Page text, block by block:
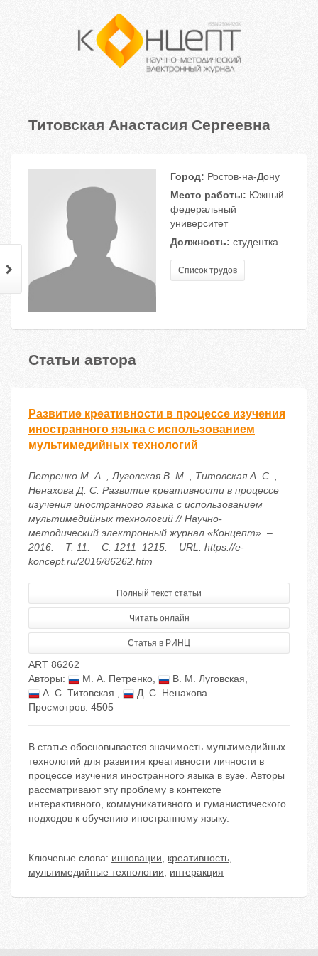
Титовская Анастасия Сергеевна
Город: Ростов-на-Дону
Место работы: Южный
федеральный
университет
Должность: студентка
Список трудов
Статьи автора
Развитие креативности в процессе изучения
иностранного языка с использованием
мультимедийных технологий
Петренко М. А. , Луговская В. М. , Титовская А. С. ,
Ненахова Д. С. Развитие креативности в процессе
изучения иностранного языка с использованием
мультимедийных технологий // Научно-
методический электронный журнал «Концепт». –
2016. – Т. 11. – С. 1211–1215. – URL: https://e-
koncept.ru/2016/86262.htm
Полный текст статьи
Читать онлайн
Статья в РИНЦ
ART 86262
Авторы:
М. А. Петренко, В. М. Луговская,
А. С. Титовская ,
Д. С. Ненахова
Просмотров: 4505
В статье обосновывается значимость мультимедийных
технологий для развития креативности личности в
процессе изучения иностранного языка в вузе. Авторы
рассматривают эту проблему в контексте
интерактивного, коммуникативного и гуманистического
подходов к обучению иностранному языку.
Ключевые слова: инновации, креативность,
мультимедийные технологии, интеракция